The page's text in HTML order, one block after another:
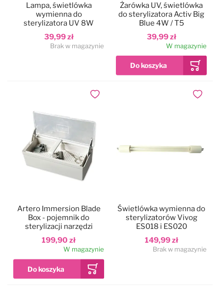
39,99 zł
Lampa, świetlówka
wymienna do
sterylizatora UV 8W
Brak w magazynie
39,99 zł
Żarówka UV, świetlówka
do sterylizatora Activ Big
Blue 4W / T5
W magazynie
199,90 zł
Artero Immersion Blade
Box - pojemnik do
sterylizacji narzędzi
W magazynie
Dodaj do ulubionych
149,99 zł
Świetlówka wymienna do
sterylizatorów Vivog
ES018 i ES020
Brak w magazynie
Dodaj